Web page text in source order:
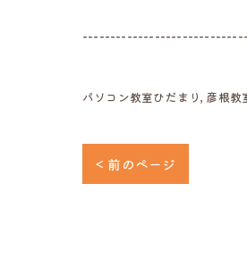
パソコン教室ひだまり 彦根教
< 前のページ